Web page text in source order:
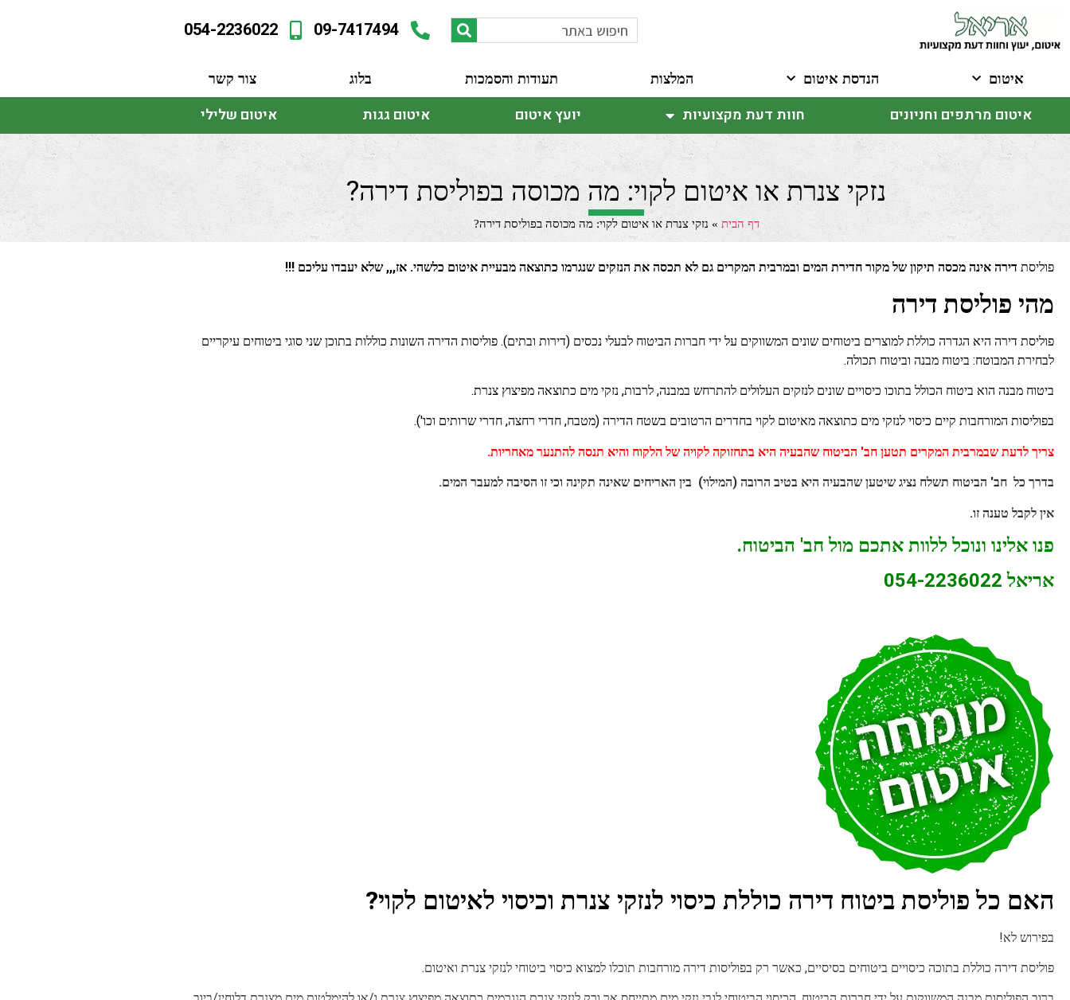
09-7417494
054-2236022
איטום הנדסת איטום המלצות תעודות והסמכות בלוג צור קשר
איטום מרתפים וחניונים חוות דעת מקצועיות יועץ איטום איטום גגות איטום שלילי
נזקי צנרת או איטום לקוי: מה מכוסה בפוליסת דירה?
דף הבית » נזקי צנרת או איטום לקוי: מה מכוסה בפוליסת דירה?
פוליסת דירה אינה מכסה תיקון של מקור חדירת המים ובמרבית המקרים גם לא תכסה את הנזקים שנגרמו כתוצאה מבעיית איטום כלשהי. אז,,, שלא יעבדו עליכם !!!
מהי פוליסת דירה
פוליסת דירה היא הגדרה כוללת למוצרים ביטוחים שונים המשווקים על ידי חברות הביטוח לבעלי נכסים (דירות ובתים). פוליסות הדירה השונות כוללות בתוכן שני סוגי ביטוחים עיקריים
לבחירת המבוטח: ביטוח מבנה וביטוח תכולה.
ביטוח מבנה הוא ביטוח הכולל בתוכו כיסויים שונים לנזקים העלולים להתרחש במבנה, לרבות, נזקי מים כתוצאה מפיצוץ צנרת.
בפוליסות המורחבות קיים כיסוי לנזקי מים כתוצאה מאיטום לקוי בחדרים הרטובים בשטח הדירה (מטבח, חדרי רחצה, חדרי שרותים וכו').
צריך לדעת שבמרבית המקרים תטען חב' הביטוח שהבעיה היא בתחזוקה לקויה של הלקוח והיא תנסה להתנער מאחריות.
בדרך כל חב' הביטוח תשלח נציג שיטען שהבעיה היא בטיב הרובה (המילוי) בין האריחים שאינה תקינה וכי זו הסיבה למעבר המים.
אין לקבל טענה זו.
פנו אלינו ונוכל ללוות אתכם מול חב' הביטוח.
אריאל 054-2236022
האם כל פוליסת ביטוח דירה כוללת כיסוי לנזקי צנרת וכיסוי לאיטום לקוי?
בפירוש לא!
פוליסת דירה כוללת בתוכה כיסויים ביטוחים בסיסיים, כאשר רק בפוליסות דירה מורחבות תוכלו למצוא כיסוי ביטוחי לנזקי צנרת ואיטום.